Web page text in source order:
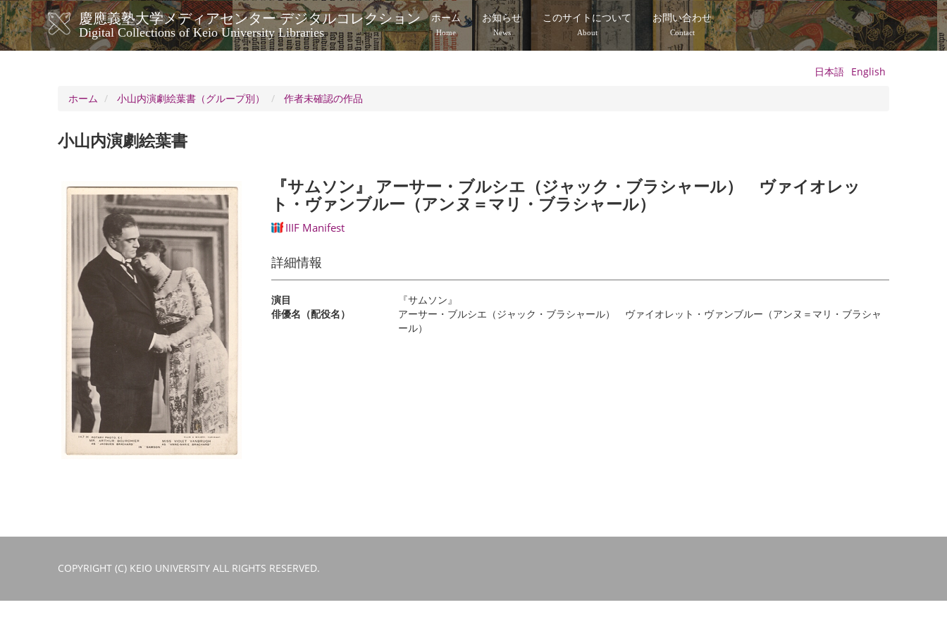
メ
イ
ン
コ
慶應義塾大学メディアセンター デジタルコレクション
Digital Collections of Keio University Libraries
メ
イ
ビ
ー
シ
ン
ホーム
Home
お知らせ
News
このサイトについて
About
お問い合わせ
Contact
日本語 English
ホーム
小山内演劇絵葉書（グループ別） 作者未確認の作品
小山内演劇絵葉書
『サムソン』 アーサー・ブルシエ（ジャック・ブラシャール） ヴァイオレッ
ト・ヴァンブルー（アンヌ＝マリ・ブラシャール）
IIIF Manifest
詳細情報
演目
『サムソン』
俳優名（配役名）
アーサー・ブルシエ（ジャック・ブラシャール） ヴァイオレット・ヴァンブルー（アンヌ＝マリ・ブラシャ
ール）
COPYRIGHT (C) KEIO UNIVERSITY ALL RIGHTS RESERVED.